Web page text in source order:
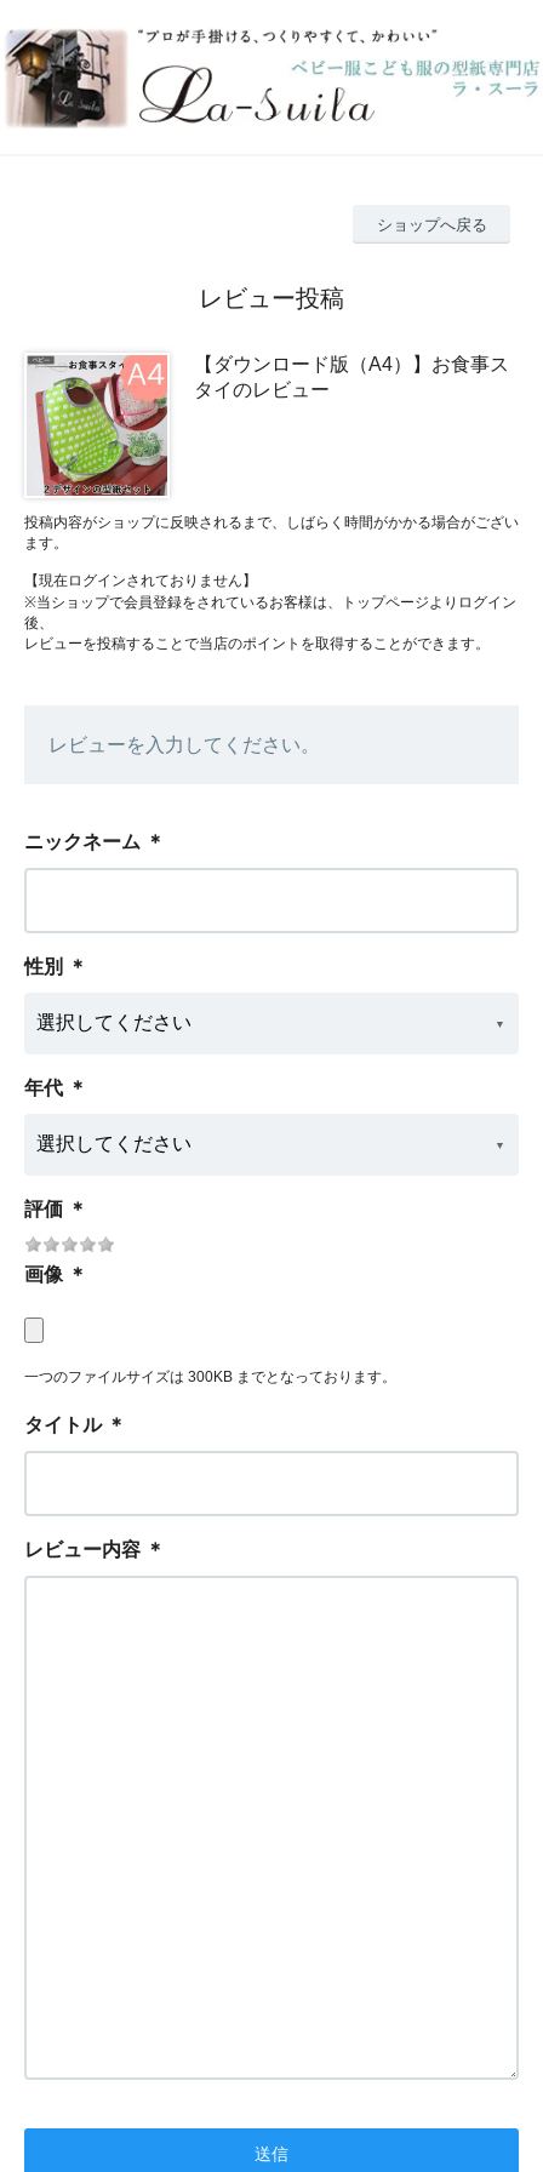
ショップへ戻る
レビュー投稿
【ダウンロード版（A4）】お食事ス
タイのレビュー
投稿内容がショップに反映されるまで、しばらく時間がかかる場合がござい
ます。
【現在ログインされておりません】
※当ショップで会員登録をされているお客様は、トップページよりログイン
後、
レビューを投稿することで当店のポイントを取得することができます。
レビューを入力してください。
ニックネーム ＊
性別 ＊
年代 ＊
評価 ＊
画像 ＊
一つのファイルサイズは 300KB までとなっております。
タイトル ＊
レビュー内容 ＊